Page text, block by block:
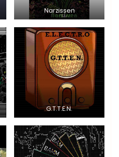
Narzissen
G.T.T.E.N.